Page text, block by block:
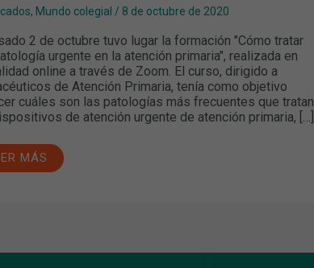
, Mundo colegial / 8 de octubre de 2020
2 de octubre tuvo lugar la formación "Cómo tratar
urgente en la atención primaria", realizada en
online a través de Zoom. El curso, dirigido a
de Atención Primaria, tenía como objetivo
cuáles son las patologías más frecuentes que tratan
de atención urgente de atención primaria, […]
MÁS